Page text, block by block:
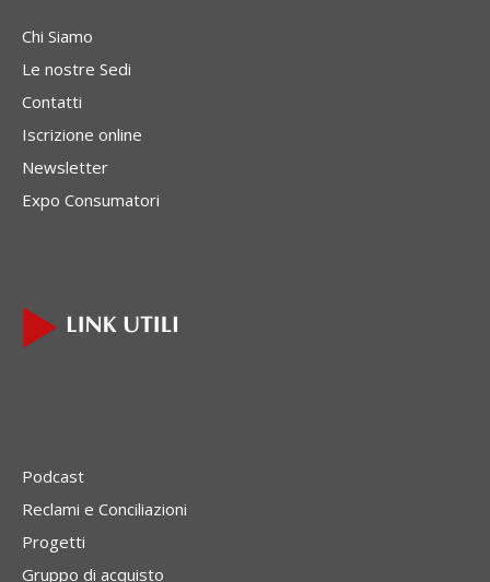
Chi Siamo
Le nostre Sedi
Contatti
Iscrizione online
Newsletter
Expo Consumatori
Podcast
Reclami e Conciliazioni
Progetti
Gruppo di acquisto